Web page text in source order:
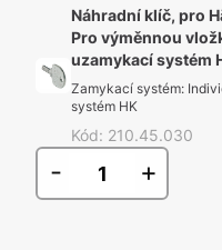
Náhradní klíč, pro
Pro výměnnou
uzamykací systém
Zamykací systém:
systém HK
Kód: 210.45.030
- +